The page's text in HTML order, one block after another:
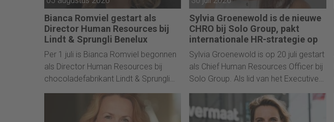
Bianca Romviel gestart als
Director Human Resources bij
Lindt & Sprungli Benelux
Per 1 juli is Bianca Romviel begonnen
als Director Human Resources bij
chocoladefabrikant Lindt & Sprungli
Benelux, en op 1 september treedt ze
toe tot de management board van
deze organisatie.
Sylvia Groenewold is de nieuwe
CHRO bij Solo Group, pakt
internationale HR-strategie op
Sylvia Groenewold is op 20 juli gestart
als Chief Human Resources Officer bij
Solo Group. Als lid van het Executive
Team en rapporterend aan de CEO, is
zij verantwoordelijk voor de
internationale HR-strategie.